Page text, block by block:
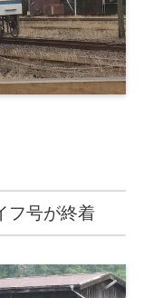
フ号が終着